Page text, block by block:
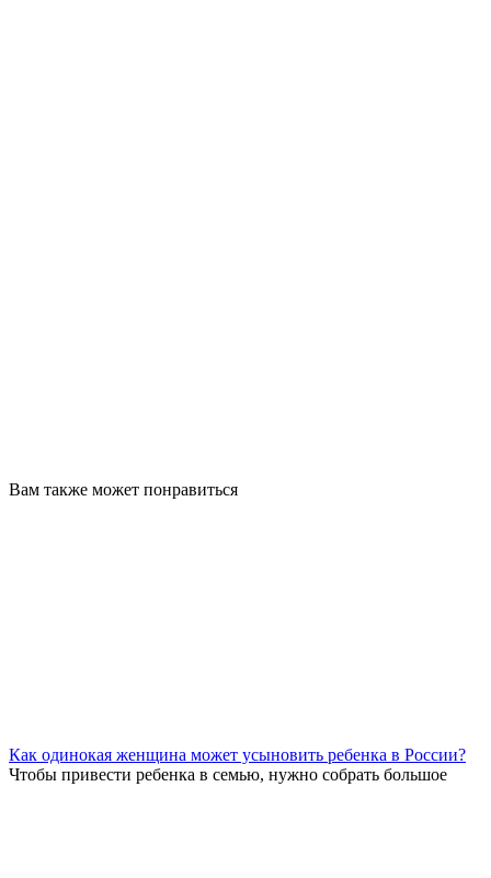
Вам также может понравиться
Как одинокая женщина может усыновить ребенка в России?
Чтобы привести ребенка в семью, нужно собрать большое